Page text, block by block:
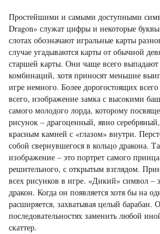
Простейшими и самыми доступными
Dragon» служат цифры и некоторые
слотах обозначают игральные карты
случае угадываются карты от обычной
старшей карты. Они чаще всего
комбинаций, хотя приносят меньшие
игре немного. Более дорогостоящих
всего, изображение замка с высокими
самого молодого лорда, которому
рисунок – драгоценный, явно
красным камней с «глазом» внутри.
собой свернувшегося в кольцо дракона.
изображение – это портрет самого
решительного, с открытым взглядом.
всех рисунков в игре. «Дикий» символ –
дракон. Когда он появляется хотя бы на
расширяется, захватывая целый
последовательностях заменить любой
скаттер.